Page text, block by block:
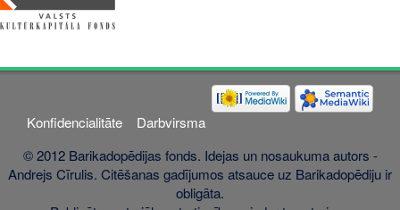
Konfidencialitāte
Darbvirsma
© 2012 Barikadopēdijas fonds. Idejas un nosaukuma autors -
Andrejs Cīrulis. Citēšanas gadījumos atsauce uz Barikadopēdiju ir
obligāta.